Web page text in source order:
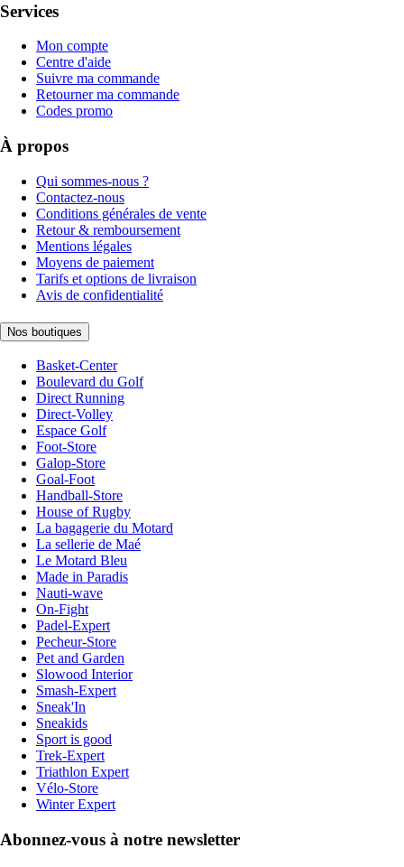
Services
Mon compte
Centre d'aide
Suivre ma commande
Retourner ma commande
Codes promo
À propos
Qui sommes-nous ?
Contactez-nous
Conditions générales de vente
Retour & remboursement
Mentions légales
Moyens de paiement
Tarifs et options de livraison
Avis de confidentialité
Nos boutiques
Basket-Center
Boulevard du Golf
Direct Running
Direct-Volley
Espace Golf
Foot-Store
Galop-Store
Goal-Foot
Handball-Store
House of Rugby
La bagagerie du Motard
La sellerie de Maé
Le Motard Bleu
Made in Paradis
Nauti-wave
On-Fight
Padel-Expert
Pecheur-Store
Pet and Garden
Slowood Interior
Smash-Expert
Sneak'In
Sneakids
Sport is good
Trek-Expert
Triathlon Expert
Vélo-Store
Winter Expert
Abonnez-vous à notre newsletter